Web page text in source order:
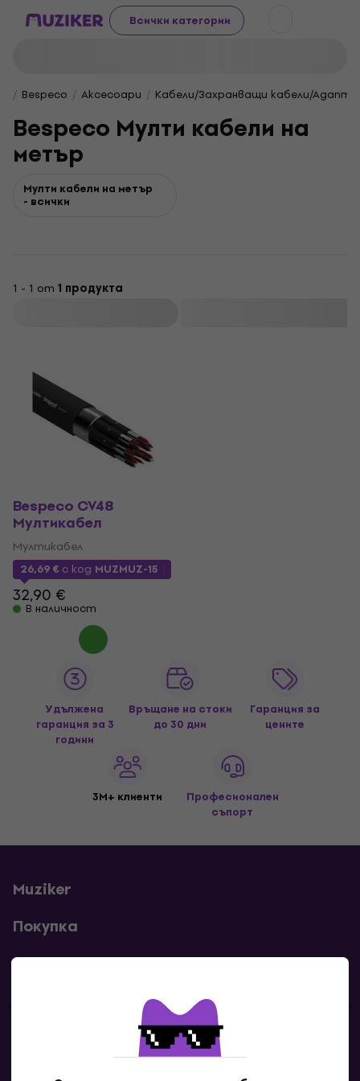
Всички категории
Bespeco Aксесоари Кабели/Захранващи кабели/
Bespeco Mулти кабели на
метър
Mулти кабели на метър
- всички
1 - 1 от 1 продукта
Bespeco CV48
Мултикабел
Мултикабел
26,69 € с код MUZMUZ-15
32,90 €
В наличност
Удължена
гаранция за 3
години
Връщане на стоки
до 30 дни
Гаранция за
цените
3M+ клиенти
Професионален
съпорт
Muziker
Покупка
Полезни линкове
Контакти